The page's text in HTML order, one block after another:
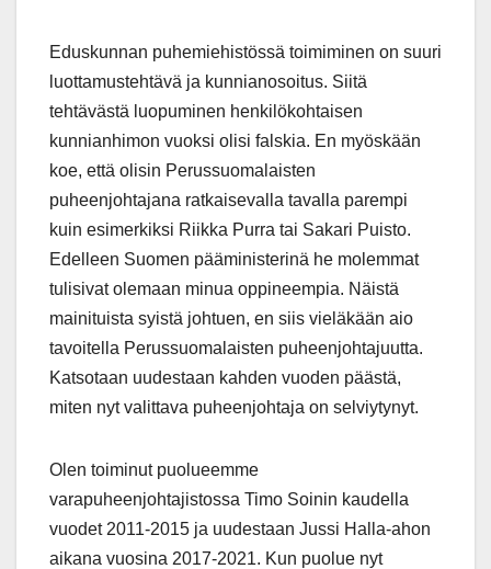
Eduskunnan puhemiehistössä toimiminen on suuri
luottamustehtävä ja kunnianosoitus. Siitä
tehtävästä luopuminen henkilökohtaisen
kunnianhimon vuoksi olisi falskia. En myöskään
koe, että olisin Perussuomalaisten
puheenjohtajana ratkaisevalla tavalla parempi
kuin esimerkiksi Riikka Purra tai Sakari Puisto.
Edelleen Suomen pääministerinä he molemmat
tulisivat olemaan minua oppineempia. Näistä
mainituista syistä johtuen, en siis vieläkään aio
tavoitella Perussuomalaisten puheenjohtajuutta.
Katsotaan uudestaan kahden vuoden päästä,
miten nyt valittava puheenjohtaja on selviytynyt.
Olen toiminut puolueemme
varapuheenjohtajistossa Timo Soinin kaudella
vuodet 2011-2015 ja uudestaan Jussi Halla-ahon
aikana vuosina 2017-2021. Kun puolue nyt